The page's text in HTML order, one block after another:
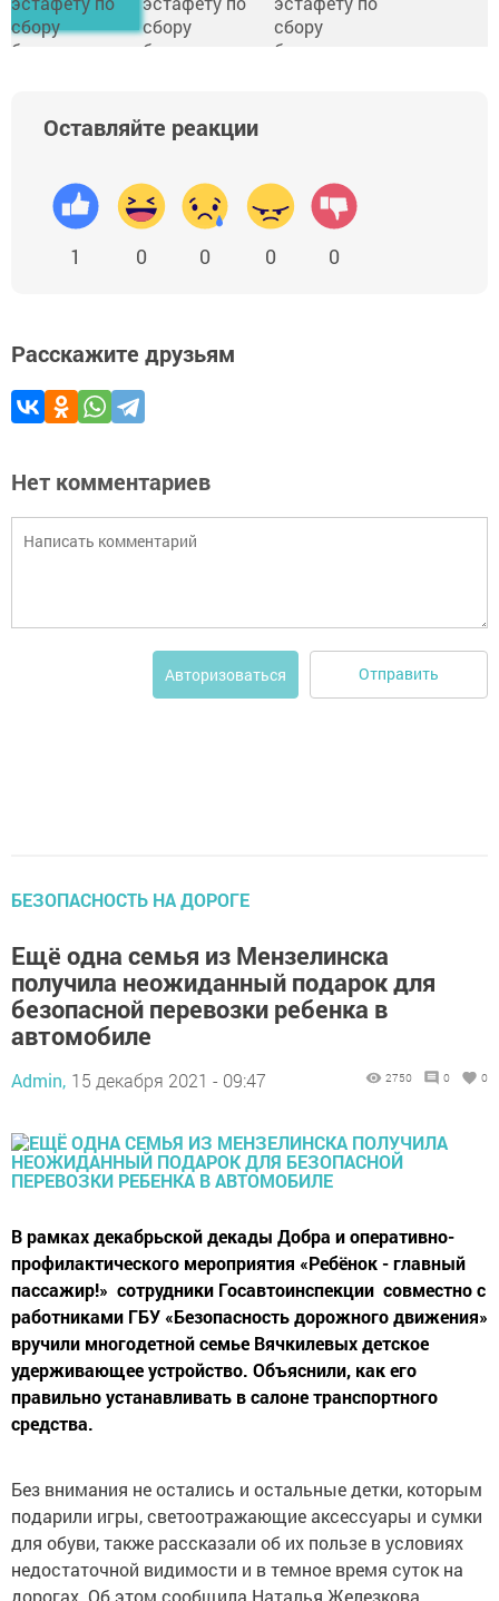
Оставляйте реакции
1 0 0 0 0
Расскажите друзьям
Нет комментариев
Авторизоваться Отправить
БЕЗОПАСНОСТЬ НА ДОРОГЕ
Ещё одна семья из Мензелинска
получила неожиданный подарок для
безопасной перевозки ребенка в
автомобиле
Admin, 15 декабря 2021 - 09:47 2750 0 0
В рамках декабрьской декады Добра и оперативно-
профилактического мероприятия «Ребёнок - главный
пассажир!» сотрудники Госавтоинспекции совместно с
работниками ГБУ «Безопасность дорожного движения»
вручили многодетной семье Вячкилевых детское
удерживающее устройство. Объяснили, как его
правильно устанавливать в салоне транспортного
средства.
Без внимания не остались и остальные детки, которым
подарили игры, светоотражающие аксессуары и сумки
для обуви, также рассказали об их пользе в условиях
недостаточной видимости и в темное время суток на
дорогах. Об этом сообщила Наталья Железкова,